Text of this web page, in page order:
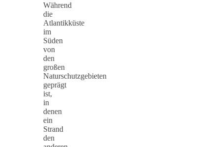
Während
die
Atlantikküste
im
Süden
von
den
großen
Naturschutzgebieten
geprägt
ist,
in
denen
ein
Strand
den